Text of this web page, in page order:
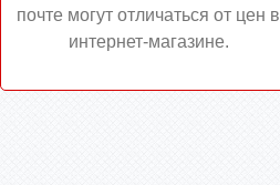
почте могут отличаться от цен в
интернет-магазине.